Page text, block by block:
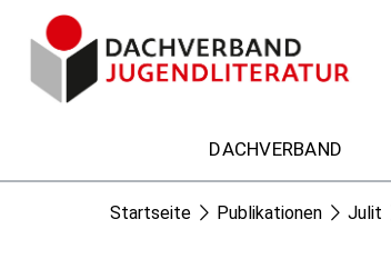
DACHVERBAND
Startseite Publikationen Julit